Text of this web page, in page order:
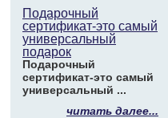
Подарочный
сертификат-это самый
универсальный
подарок
Подарочный
сертификат-это самый
универсальный ...
читать далее...